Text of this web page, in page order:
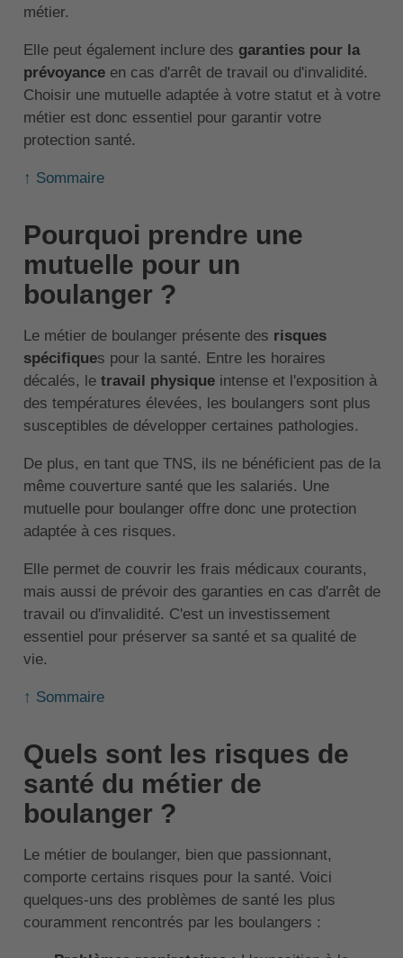
métier.
Elle peut également inclure des garanties pour la
prévoyanceen cas d'arrêt de travail ou d'invalidité.
Choisir une mutuelle adaptée à votre statut et à votre
métier est donc essentiel pour garantir votre
protection santé.
↑ Sommaire
Pourquoi prendre une
mutuelle pour un
boulanger ?
Le métier de boulanger présente des risques
spécifiques pour la santé. Entre les horaires
décalés, le travail physique intense et l'exposition à
des températures élevées, les boulangers sont plus
susceptibles de développer certaines pathologies.
De plus, en tant que TNS, ils ne bénéficient pas de la
même couverture santé que les salariés. Une
mutuelle pour boulanger offre donc une protection
adaptée à ces risques.
Elle permet de couvrir les frais médicaux courants,
mais aussi de prévoir des garanties en cas d'arrêt de
travail ou d'invalidité. C'est un investissement
essentiel pour préserver sa santé et sa qualité de
vie.
↑ Sommaire
Quels sont les risques de
santé du métier de
boulanger ?
Le métier de boulanger, bien que passionnant,
comporte certains risques pour la santé. Voici
quelques-uns des problèmes de santé les plus
couramment rencontrés par les boulangers :